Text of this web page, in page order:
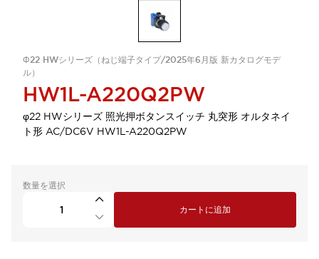
Φ22 HWシリーズ（ねじ端子タイプ/2025年6月版 新カタログモデ
ル）
HW1L-A220Q2PW
φ22 HWシリーズ 照光押ボタンスイッチ 丸突形 オルタネイ
ト形 AC/DC6V HW1L-A220Q2PW
数量を選択
カートに追加